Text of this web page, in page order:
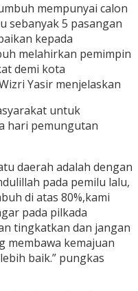
mempunyai calon
sebanyak 5 pasangan
kepada
melahirkan pemimpin
demi kota
Yasir menjelaskan
untuk
hari pemungutan
daerah adalah dengan
pada pemilu lalu,
di atas 80%,kami
pada pilkada
tingkatkan dan jangan
membawa kemajuan
baik.” pungkas